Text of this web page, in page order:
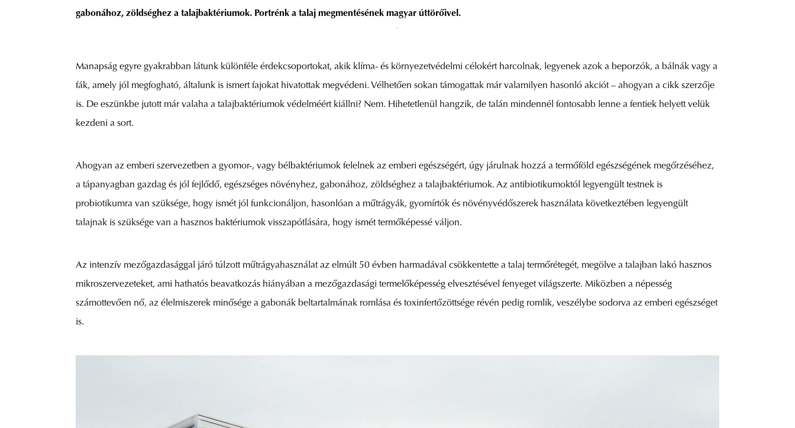
gabonához, zöldséghez a talajbaktériumok. Portrénk a talaj megmentésének magyar úttörőivel.
Manapság egyre gyakrabban látunk különféle érdekcsoportokat, akik klíma- és környezetvédelmi célokért harcolnak, legyenek azok a beporzók, a bálnák vagy a
fák, amely jól megfogható, általunk is ismert fajokat hivatottak megvédeni. Vélhetően sokan támogattak már valamilyen hasonló akciót – ahogyan a cikk szerzője
is. De eszünkbe jutott már valaha a talajbaktériumok védelméért kiállni? Nem. Hihetetlenül hangzik, de talán mindennél fontosabb lenne a fentiek helyett velük
kezdeni a sort.
Ahogyan az emberi szervezetben a gyomor-, vagy bélbaktériumok felelnek az emberi egészségért, úgy járulnak hozzá a termőföld egészségének megőrzéséhez,
a tápanyagban gazdag és jól fejlődő, egészséges növényhez, gabonához, zöldséghez a talajbaktériumok. Az antibiotikumoktól legyengült testnek is
probiotikumra van szüksége, hogy ismét jól funkcionáljon, hasonlóan a műtrágyák, gyomírtók és növényvédőszerek használata következtében legyengült
talajnak is szüksége van a hasznos baktériumok visszapótlására, hogy ismét termőképessé váljon.
Az intenzív mezőgazdasággal járó túlzott műtrágyahasználat az elmúlt 50 évben harmadával csökkentette a talaj termőrétegét, megölve a talajban lakó hasznos
mikroszervezeteket, ami hathatós beavatkozás hiányában a mezőgazdasági termelőképesség elvesztésével fenyeget világszerte. Miközben a népesség
számottevően nő, az élelmiszerek minősége a gabonák beltartalmának romlása és toxinfertőzöttsége révén pedig romlik, veszélybe sodorva az emberi egészséget
is.